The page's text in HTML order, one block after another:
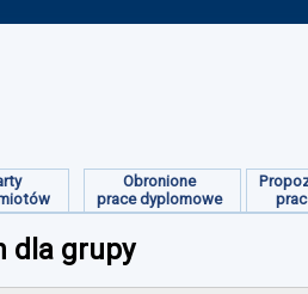
Obronione
prace dyplomowe
dla grupy